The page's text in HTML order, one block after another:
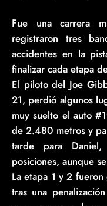
Fue una carrera
registraron tres
accidentes en la
finalizar cada etapa
El piloto del Joe
21, perdió algunos
muy suelto el auto
de 2.480 metros y
tarde para Daniel,
posiciones, aunque
La etapa 1 y 2
tras una